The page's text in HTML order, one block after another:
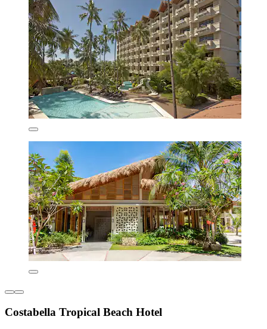
Costabella Tropical Beach Hotel